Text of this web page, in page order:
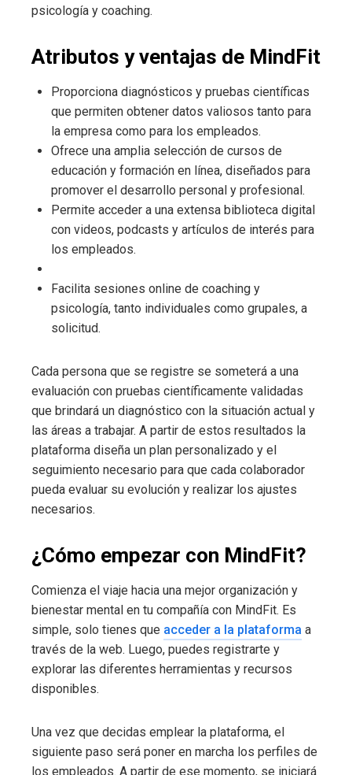
psicología y coaching.
Atributos y ventajas de MindFit
Proporciona diagnósticos y pruebas científicas
que permiten obtener datos valiosos tanto para
la empresa como para los empleados.
Ofrece una amplia selección de cursos de
educación y formación en línea, diseñados para
promover el desarrollo personal y profesional.
Permite acceder a una extensa biblioteca digital
con videos, podcasts y artículos de interés para
los empleados.
Facilita sesiones online de coaching y
psicología, tanto individuales como grupales, a
solicitud.
Cada persona que se registre se someterá a una
evaluación con pruebas científicamente validadas
que brindará un diagnóstico con la situación actual y
las áreas a trabajar. A partir de estos resultados la
plataforma diseña un plan personalizado y el
seguimiento necesario para que cada colaborador
pueda evaluar su evolución y realizar los ajustes
necesarios.
¿Cómo empezar con MindFit?
Comienza el viaje hacia una mejor organización y
bienestar mental en tu compañía con MindFit. Es
simple, solo tienes que acceder a la plataforma a
través de la web. Luego, puedes registrarte y
explorar las diferentes herramientas y recursos
disponibles.
Una vez que decidas emplear la plataforma, el
siguiente paso será poner en marcha los perfiles de
los empleados. A partir de ese momento, se iniciará